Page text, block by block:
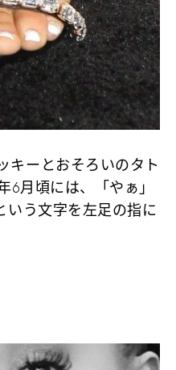
ーとおそろいのタト
6月頃には、「やぁ」
いう文字を左足の指に